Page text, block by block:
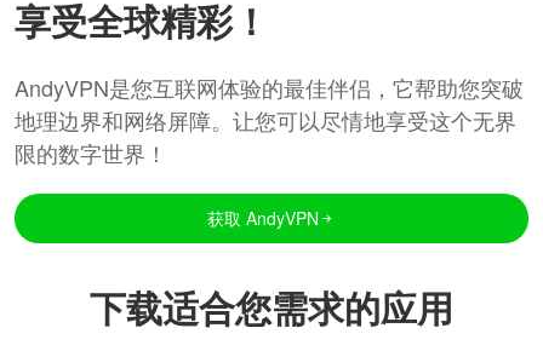
享受全球精彩！
AndyVPN是您互联网体验的最佳伴侣，它帮助您突破
地理边界和网络屏障。让您可以尽情地享受这个无界
限的数字世界！
获取 AndyVPN
下载适合您需求的应用